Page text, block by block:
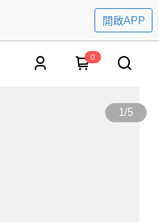
開啟APP
0
1/5